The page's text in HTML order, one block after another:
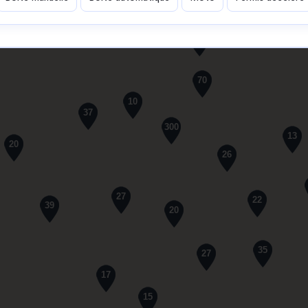
35
70
27
26
37
17
20
15
22
300
20
27
39
13
10